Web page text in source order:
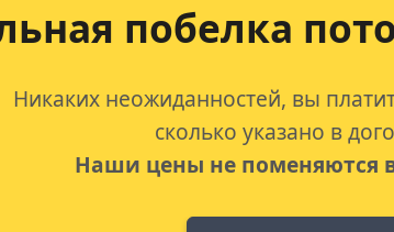
побелка
Никаких неожиданностей, вы
сколько указано в
Наши цены не поменяются